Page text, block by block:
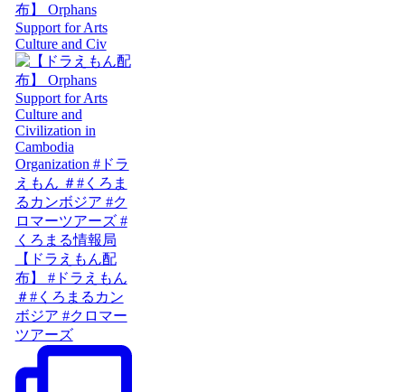
布】 Orphans
Support for Arts
Culture and Civ
【ドラえもん配
布】 #ドラえもん
＃#くろまるカン
ボジア #クロマー
ツアーズ